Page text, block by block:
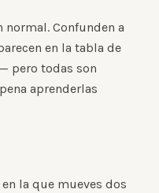
Confunden a
en la tabla de
pero todas son
aprenderlas
la que mueves dos